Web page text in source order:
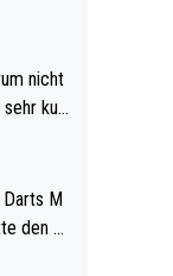
nicht
Weltm
den A